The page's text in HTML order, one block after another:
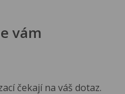
vám
čekají na váš dotaz.